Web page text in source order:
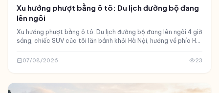
Xu hướng phượt bằng ô tô: Du lịch đường bộ đang
lên ngôi
Xu hướng phượt bằng ô tô: Du lịch đường bộ đang lên ngôi 4 giờ
sáng, chiếc SUV của tôi lăn bánh khỏi Hà Nội, hướng về phía Hà
07/08/2026 23